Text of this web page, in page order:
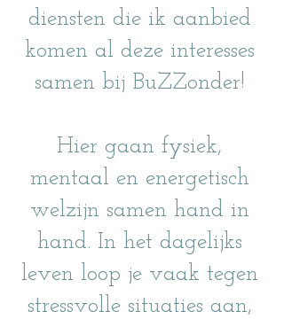
diensten die ik aanbied
komen al deze interesses
samen bij BuZZonder!
Hier gaan fysiek,
mentaal en energetisch
welzijn samen hand in
hand. In het dagelijks
leven loop je vaak tegen
stressvolle situaties aan,